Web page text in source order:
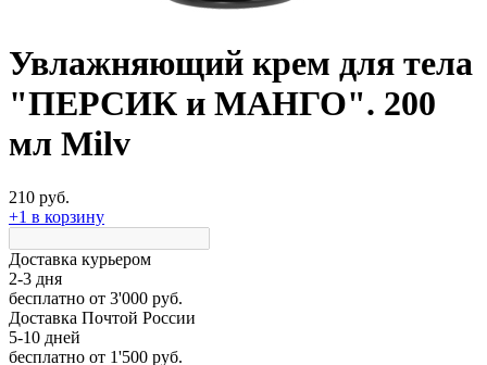
Увлажняющий крем для тела
"ПЕРСИК и МАНГО". 200
мл Milv
210 руб.
+1 в корзину
Доставка курьером
2-3 дня
бесплатно от 3'000 руб.
Доставка Почтой России
5-10 дней
бесплатно от 1'500 руб.